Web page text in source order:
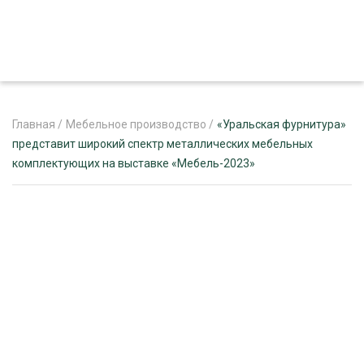
ЖУРНАЛ «ЛЕСНОЙ КОМПЛЕКС»
Главная / Мебельное производство / «Уральская фурнитура»
представит широкий спектр металлических мебельных
комплектующих на выставке «Мебель-2023»